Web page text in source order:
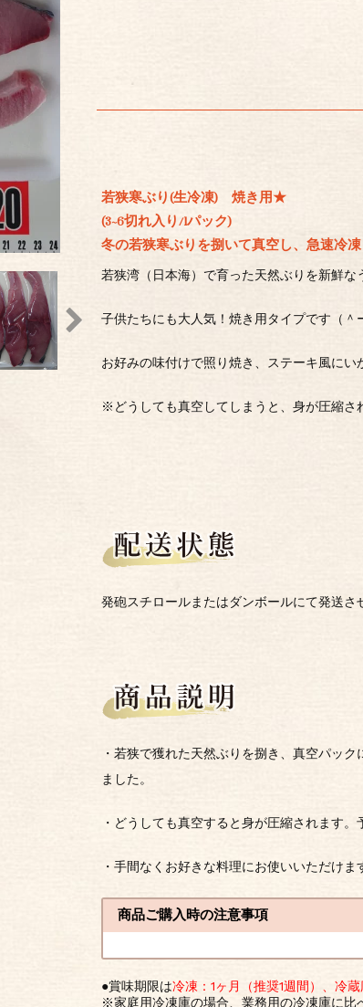
若狭寒ぶり(生冷凍) 焼き用★
(3~6切れ入り/1パック)
冬の若狭寒ぶりを捌いて真空し、急速冷凍
若狭湾（日本海）で育った天然ぶりを新鮮な
子供たちにも大人気！焼き用タイプです（＾
お好みの味付けで照り焼き、ステーキ風にい
※どうしても真空してしまうと、身が圧縮さ
発砲スチロールまたはダンボールにて発送さ
・若狭で獲れた天然ぶりを捌き、真空パッ
ました。
・どうしても真空すると身が圧縮されます。
・手間なくお好きな料理にお使いいただけま
商品ご購入時の注意事項
●賞味期限は冷凍：1ヶ月（推奨1週間）、冷
※家庭用冷凍庫の場合、業務用の冷凍庫に比